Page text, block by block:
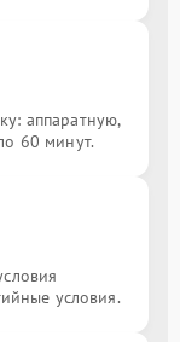
аппаратную,
60 минут.
условия.